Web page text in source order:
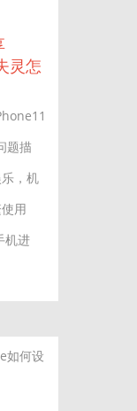
灵怎
题描
，机
用
机进